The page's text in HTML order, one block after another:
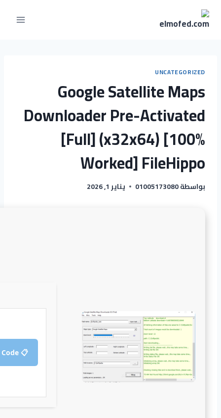
UNCATEGORIZED
Google Satellite Maps
Downloader Pre-Activated
[Full] (x32x64) [100%
Worked] FileHippo
بواسطة01005173080 يناير 1, 2026
📋 Copy Crack Code